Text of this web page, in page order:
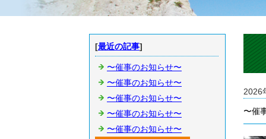
2026
〜催
[最近の記事]
〜催事のお知らせ〜
〜催事のお知らせ〜
〜催事のお知らせ〜
〜催事のお知らせ〜
〜催事のお知らせ〜